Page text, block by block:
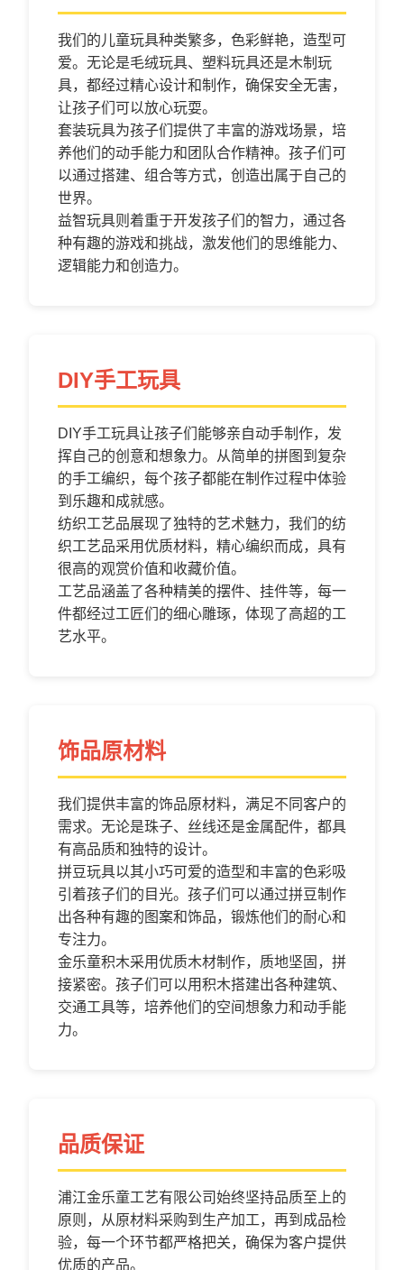
我们的儿童玩具种类繁多，色彩鲜艳，造型可
爱。无论是毛绒玩具、塑料玩具还是木制玩
具，都经过精心设计和制作，确保安全无害，
让孩子们可以放心玩耍。
套装玩具为孩子们提供了丰富的游戏场景，培
养他们的动手能力和团队合作精神。孩子们可
以通过搭建、组合等方式，创造出属于自己的
世界。
益智玩具则着重于开发孩子们的智力，通过各
种有趣的游戏和挑战，激发他们的思维能力、
逻辑能力和创造力。
DIY手工玩具
DIY手工玩具让孩子们能够亲自动手制作，发
挥自己的创意和想象力。从简单的拼图到复杂
的手工编织，每个孩子都能在制作过程中体验
到乐趣和成就感。
纺织工艺品展现了独特的艺术魅力，我们的纺
织工艺品采用优质材料，精心编织而成，具有
很高的观赏价值和收藏价值。
工艺品涵盖了各种精美的摆件、挂件等，每一
件都经过工匠们的细心雕琢，体现了高超的工
艺水平。
饰品原材料
我们提供丰富的饰品原材料，满足不同客户的
需求。无论是珠子、丝线还是金属配件，都具
有高品质和独特的设计。
拼豆玩具以其小巧可爱的造型和丰富的色彩吸
引着孩子们的目光。孩子们可以通过拼豆制作
出各种有趣的图案和饰品，锻炼他们的耐心和
专注力。
金乐童积木采用优质木材制作，质地坚固，拼
接紧密。孩子们可以用积木搭建出各种建筑、
交通工具等，培养他们的空间想象力和动手能
力。
品质保证
浦江金乐童工艺有限公司始终坚持品质至上的
原则，从原材料采购到生产加工，再到成品检
验，每一个环节都严格把关，确保为客户提供
优质的产品。